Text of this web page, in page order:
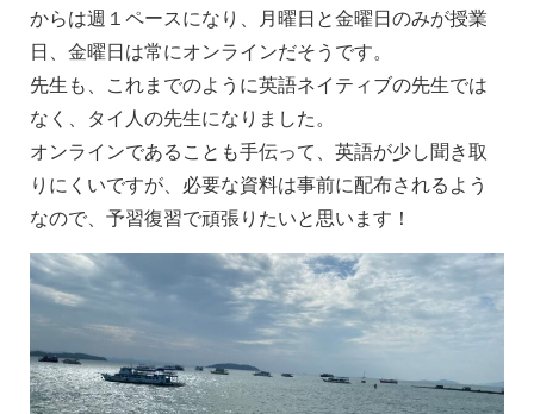
からは週１ペースになり、月曜日と金曜日のみが授業
日、金曜日は常にオンラインだそうです。
先生も、これまでのように英語ネイティブの先生では
なく、タイ人の先生になりました。
オンラインであることも手伝って、英語が少し聞き取
りにくいですが、必要な資料は事前に配布されるよう
なので、予習復習で頑張りたいと思います！